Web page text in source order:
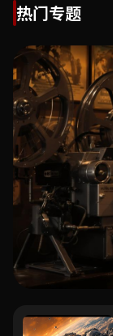
热门专题
专题